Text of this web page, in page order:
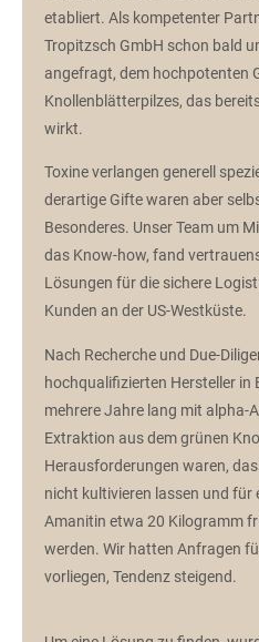
etabliert. Als kompetenter
Tropitzsch GmbH schon bald
angefragt, dem hochpotenten
Knollenblätterpilzes, das
wirkt.
Toxine verlangen generell
derartige Gifte waren aber
Besonderes. Unser Team um
das Know-how, fand
Lösungen für die sichere
Kunden an der US-Westküste.
Nach Recherche und Due-
hochqualifizierten Hersteller in
mehrere Jahre lang mit alpha-
Extraktion aus dem grünen
Herausforderungen waren,
nicht kultivieren lassen und für
Amanitin etwa 20 Kilogramm
werden. Wir hatten Anfragen
vorliegen, Tendenz steigend.